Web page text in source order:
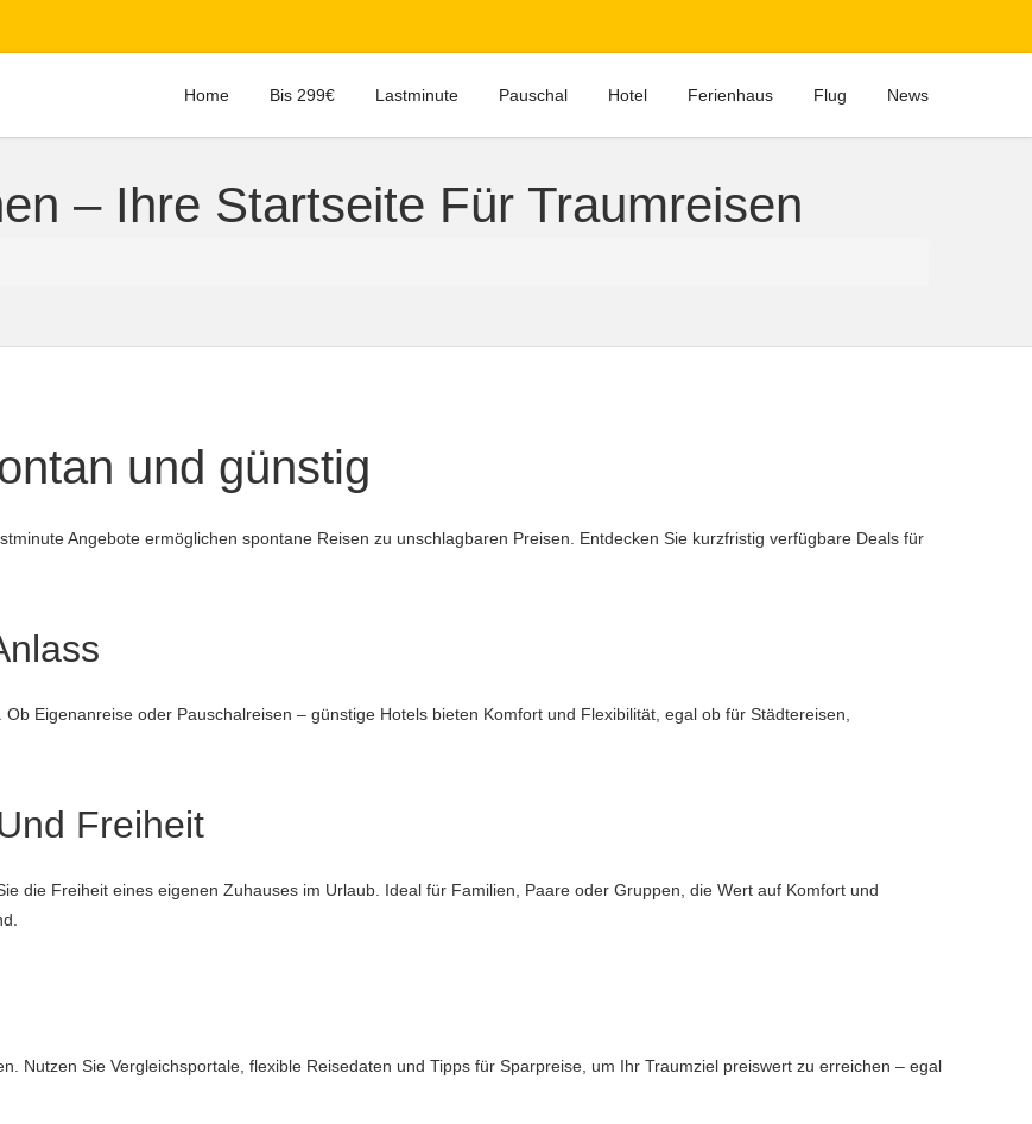
Home Bis 299€ Lastminute Pauschal Hotel Ferienhaus Flug News
– Ihre Startseite Für Traumreisen
und günstig
Angebote ermöglichen spontane Reisen zu unschlagbaren Preisen. Entdecken Sie kurzfristig verfügbare Deals für
Eigenanreise oder Pauschalreisen – günstige Hotels bieten Komfort und Flexibilität, egal ob für Städtereisen,
Freiheit
die Freiheit eines eigenen Zuhauses im Urlaub. Ideal für Familien, Paare oder Gruppen, die Wert auf Komfort und
Nutzen Sie Vergleichsportale, flexible Reisedaten und Tipps für Sparpreise, um Ihr Traumziel preiswert zu erreichen – egal